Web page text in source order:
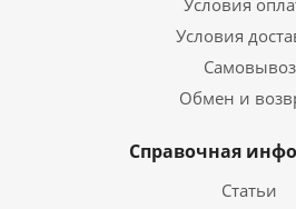
Условия
Условия
Самовывоз
Обмен и
Справочная
Статьи